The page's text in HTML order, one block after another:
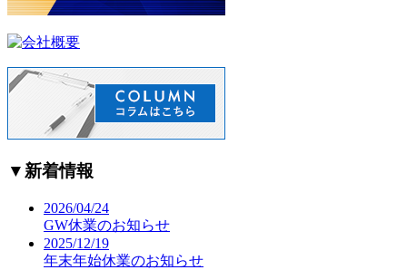
▼新着情報
2026/04/24
GW休業のお知らせ
2025/12/19
年末年始休業のお知らせ